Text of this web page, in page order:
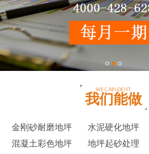
我们能做
金刚砂耐磨地坪 水泥硬化地坪
混凝土彩色地坪
地坪起砂处理